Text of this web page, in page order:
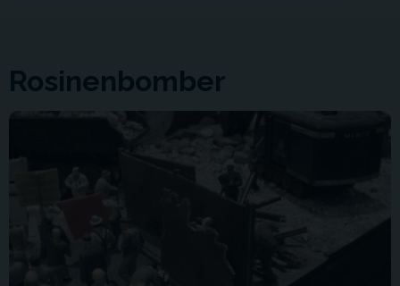
Rosinenbomber